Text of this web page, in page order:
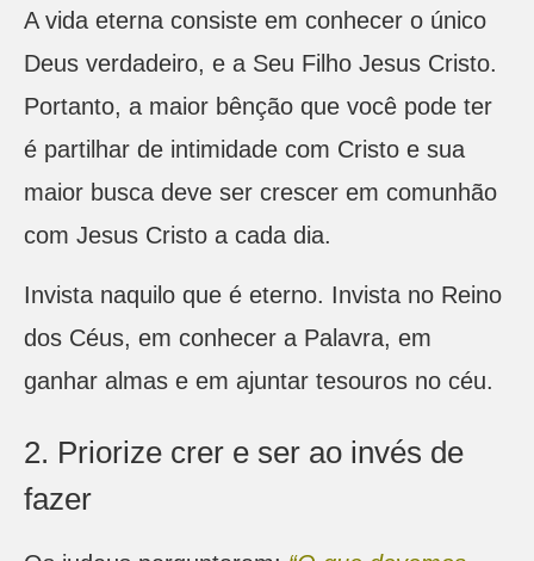
A vida eterna consiste em conhecer o único
Deus verdadeiro, e a Seu Filho Jesus Cristo.
Portanto, a maior bênção que você pode ter
é partilhar de intimidade com Cristo e sua
maior busca deve ser crescer em comunhão
com Jesus Cristo a cada dia.
Invista naquilo que é eterno. Invista no Reino
dos Céus, em conhecer a Palavra, em
ganhar almas e em ajuntar tesouros no céu.
2. Priorize crer e ser ao invés de
fazer